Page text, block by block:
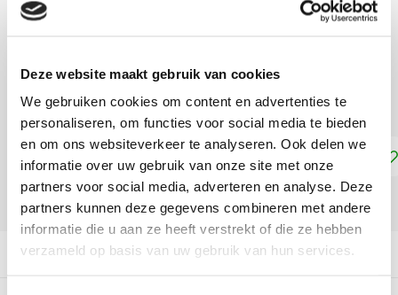
Deze website maakt gebruik van cookies
We gebruiken cookies om content en advertenties te
personaliseren, om functies voor social media te bieden
en om ons websiteverkeer te analyseren. Ook delen we
informatie over uw gebruik van onze site met onze
partners voor social media, adverteren en analyse. Deze
partners kunnen deze gegevens combineren met andere
informatie die u aan ze heeft verstrekt of die ze hebben
verzameld op basis van uw gebruik van hun services.
DIRECT LEVERBAAR
"DMC COLOUR VARIATIONS" OF "DMC LIGHT
EFFECTS " KOOPT, ONTVANG JE EEN KORTING VAN
100% OP HET LAAGSTGEPRIJSDE PRODUCT.
Toevoegen aan winkelwagen
DELEN:
Productomschrijving